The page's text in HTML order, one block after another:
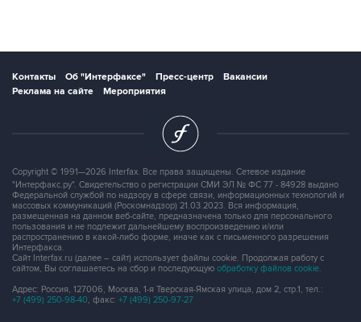
Контакты Об "Интерфаксе" Пресс-центр
Вакансии
Реклама на сайте
Мероприятия
Copyright © 1991—2026 Interfax. Все права защищены. Сетевое издание
"Интерфакс.ру". Свидетельство о регистрации СМИ ЭЛ № ФС 77 - 84928 выдано
Федеральной службой по надзору в сфере связи, информационных технологий и
массовых коммуникаций (Роскомнадзор) 21.03.2023. Вся информация,
размещенная на данном веб-сайте, предназначена только для персонального
пользования и не подлежит дальнейшему воспроизведению и/или
распространению в какой-либо форме, иначе как с письменного разрешения
Интерфакса.
Сайт Interfax.ru (далее – сайт) использует файлы cookie. Продолжая работу с
сайтом, Вы соглашаетесь на сбор и последующую обработку файлов cookie.
Адрес: Россия, 127006, Москва, 1-я Тверская-Ямская улица, дом 2, стр.1, тел.:
+7 (499) 250-98-40, факс: +7 (499) 250-97-27